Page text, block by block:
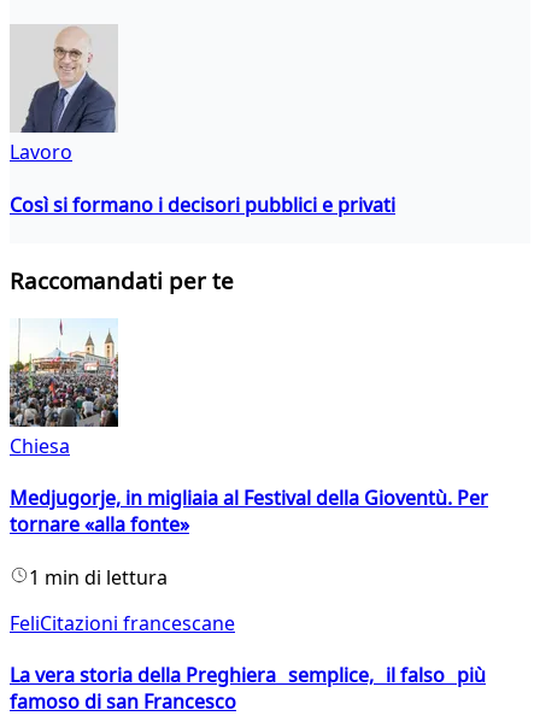
Lavoro
Così si formano i decisori pubblici e privati
Raccomandati per te
Chiesa
Medjugorje, in migliaia al Festival della Gioventù. Per
tornare «alla fonte»
1 min di lettura
FeliCitazioni francescane
La vera storia della Preghiera semplice, il falso più
famoso di san Francesco